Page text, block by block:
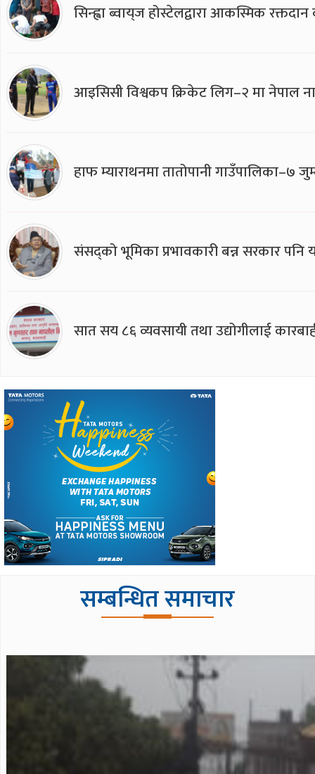
सिन्ह्वा ब्वाय्‌ज होस्टेलद्वारा आकस्मिक
आइसिसी विश्वकप क्रिकेट लिग–२ मा नेपाल
हाफ म्याराथनमा तातोपानी गाउँपालिका–७
संसद्को भूमिका प्रभावकारी बन्न सरकार पनि
सात सय ८६ व्यवसायी तथा उद्योगीलाई
सम्बन्धित समाचार